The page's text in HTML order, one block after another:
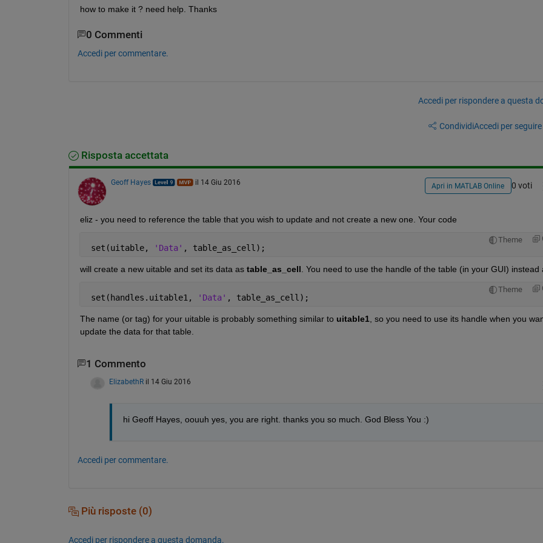
how to make it ? need help. Thanks
0 Commenti
Accedi per commentare.
Accedi per rispondere a questa
CondividiAccedi per
Risposta accettata
Geoff Hayes il 14 Giu 2016 Apri in MATLAB Online 0 voti
eliz - you need to reference the table that you wish to update and not create a new one. Your code
Theme
set(uitable, 'Data' , table_as_cell);
will create a new uitable and set its data as table_as_cell . You need to use the handle of the table (in your GUI) instead
Theme
set(handles.uitable1, 'Data' , table_as_cell);
The name (or tag) for your uitable is probably something similar to uitable1 , so you need to use its handle when you
update the data for that table.
1 Commento
ElizabethR il 14 Giu 2016
hi Geoff Hayes, oouuh yes, you are right. thanks you so much. God Bless You :)
Accedi per commentare.
Più risposte (0)
Accedi per rispondere a questa domanda.